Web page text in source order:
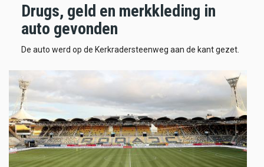
Drugs, geld en merkkleding in
auto gevonden
De auto werd op de Kerkradersteenweg aan de kant gezet.